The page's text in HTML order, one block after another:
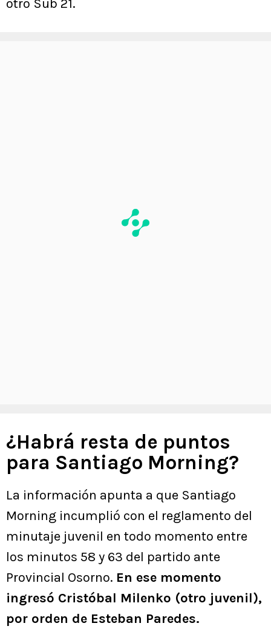
otro Sub 21.
¿Habrá resta de puntos
para Santiago Morning?
La información apunta a que Santiago
Morning incumplió con el reglamento del
minutaje juvenil en todo momento entre
los minutos 58 y 63 del partido ante
Provincial Osorno. En ese momento
ingresó Cristóbal Milenko (otro juvenil),
por orden de Esteban Paredes.